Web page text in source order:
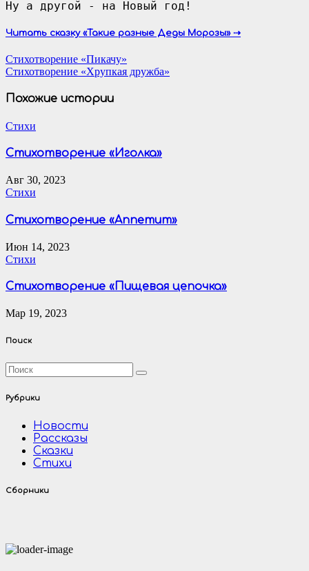
Читать сказку «Такие разные Деды Морозы» ⇢
Навигация
по
записям
Стихотворение «Пикачу»
Стихотворение «Хрупкая дружба»
Похожие истории
Стихи
Стихотворение «Иголка»
Авг 30, 2023
Стихи
Стихотворение «Аппетит»
Июн 14, 2023
Стихи
Стихотворение «Пищевая цепочка»
Мар 19, 2023
Поиск
Рубрики
Новости
Рассказы
Сказки
Стихи
Сборники